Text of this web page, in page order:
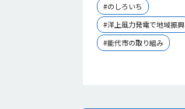
#のしろいち
#洋上風力発電で地域振興
#能代市の取り組み